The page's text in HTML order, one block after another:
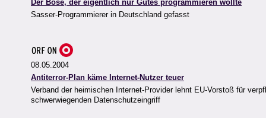
Der Böse, der eigentlich nur Gutes programmieren wollte
Sasser-Programmierer in Deutschland gefasst
08.05.2004
Antiterror-Plan käme Internet-Nutzer teuer
Verband der heimischen Internet-Provider lehnt EU-Vorstoß für
schwerwiegenden Datenschutzeingriff